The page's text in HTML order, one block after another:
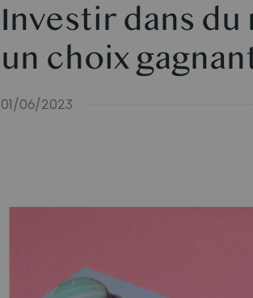
Investir dans
un choix
01/06/2023